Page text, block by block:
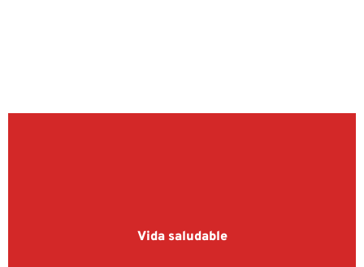
Vida saludable